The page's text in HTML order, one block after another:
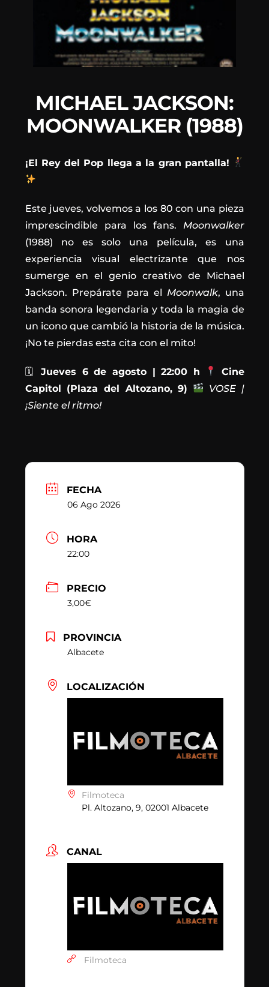
MICHAEL JACKSON:
MOONWALKER (1988)
¡El Rey del Pop llega a la gran pantalla!
Este jueves, volvemos a los 80 con una pieza
imprescindible para los fans. Moonwalker
(1988) no es solo una película, es una
experiencia visual electrizante que nos
sumerge en el genio creativo de Michael
Jackson. Prepárate para el Moonwalk, una
banda sonora legendaria y toda la magia de
un icono que cambió la historia de la música.
¡No te pierdas esta cita con el mito!
🗓 Jueves 6 de agosto | 22:00 h
Cine
Capitol (Plaza del Altozano, 9)
VOSE |
¡Siente el ritmo!
FECHA
06 Ago 2026
HORA
22:00
PRECIO
3,00€
PROVINCIA
Albacete
LOCALIZACIÓN
Filmoteca
Pl. Altozano, 9, 02001 Albacete
CANAL
Filmoteca